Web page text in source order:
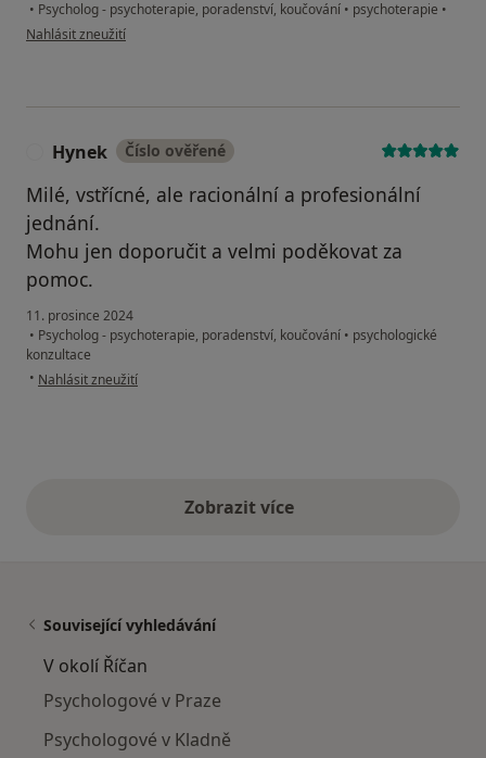
• Psycholog - psychoterapie, poradenství, koučování • psychoterapie •
podle názoru uživatele Kristýna
Nahlásit zneužití
Hynek Číslo ověřené
Milé, vstřícné, ale racionální a profesionální
jednání.
Mohu jen doporučit a velmi poděkovat za
pomoc.
11. prosince 2024
• Psycholog - psychoterapie, poradenství, koučování • psychologické
konzultace
• podle názoru uživatele Hynek
Nahlásit zneužití
Zobrazit vícevýše uvedené názory
Související vyhledávání
V okolí Říčan
Psychologové v Praze
Psychologové v Kladně